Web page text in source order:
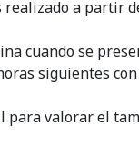
a partir
cuando se
siguientes
para valorar el